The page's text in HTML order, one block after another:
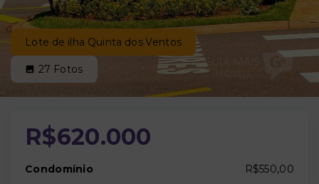
Lote de ilha Quinta dos Ventos
27 Fotos
R$620.000
Condomínio R$550,00